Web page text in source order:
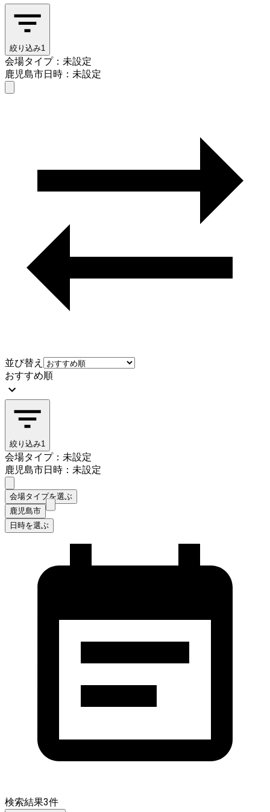
絞り込み1
会場タイプ：未設定
鹿児島市日時：未設定
並び替え
おすすめ順
絞り込み1
会場タイプ：未設定
鹿児島市日時：未設定
会場タイプを選ぶ
鹿児島市
日時を選ぶ
検索結果3件